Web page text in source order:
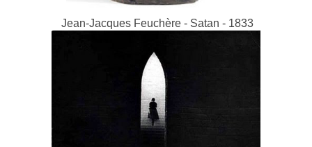
Jean-Jacques Feuchère - Satan - 1833